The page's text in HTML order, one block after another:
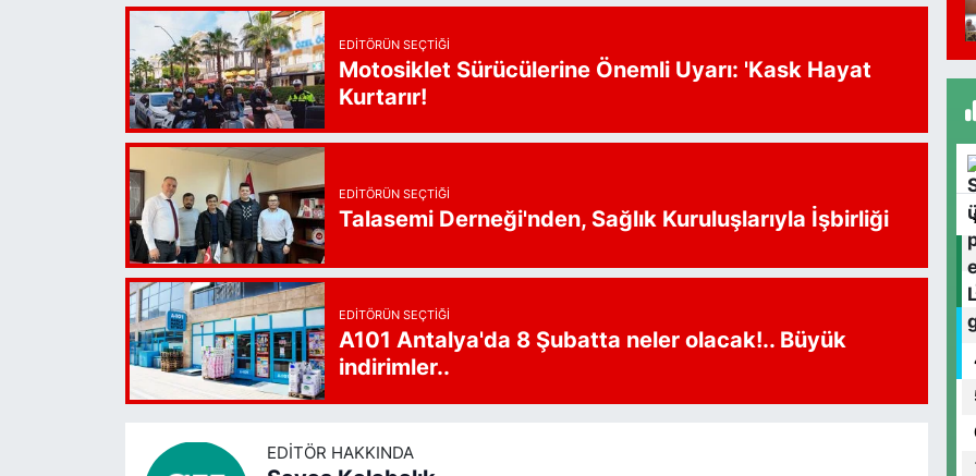
EDITÖRÜN SEÇTIĞI
Motosiklet Sürücülerine Önemli Uyarı: 'Kask Hayat
Kurtarır!
EDITÖRÜN SEÇTIĞI
Talasemi Derneği'nden, Sağlık Kuruluşlarıyla İşbirliği
EDITÖRÜN SEÇTIĞI
A101 Antalya'da 8 Şubatta neler olacak!.. Büyük
indirimler..
EDITÖR HAKKINDA